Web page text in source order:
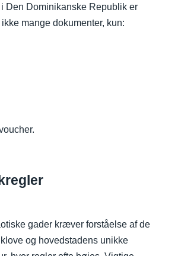
Den Dominikanske Republik er
mange dokumenter, kun:
gader kræver forståelse af de
og hovedstadens unikke